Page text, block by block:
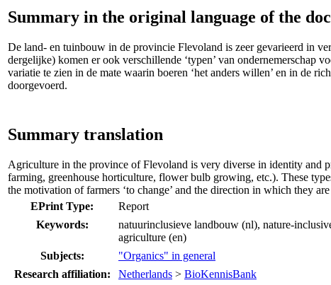
Summary in the original language of the
De land- en tuinbouw in de provincie Flevoland is zeer gevarieerd in
dergelijke) komen er ook verschillende ‘typen’ van ondernemerschap
variatie te zien in de mate waarin boeren ‘het anders willen’ en in de
doorgevoerd.
Summary translation
Agriculture in the province of Flevoland is very diverse in identity and
farming, greenhouse horticulture, flower bulb growing, etc.). These
the motivation of farmers ‘to change’ and the direction in which they
EPrint Type:
Report
Keywords:
natuurinclusieve landbouw (nl), nature-
agriculture (en)
Subjects:
"Organics" in general
Research affiliation:
Netherlands > BioKennisBank